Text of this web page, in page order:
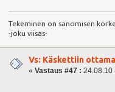
Tekeminen on sanomisen
-joku viisas-
Vs: Käskettiin
« Vastaus #47 : 24.08.10